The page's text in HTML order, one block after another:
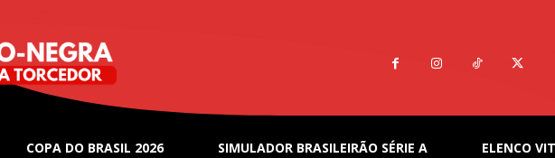
COPA DO BRASIL 2026 SIMULADOR BRASILEIRÃO SÉRIE A ELENCO